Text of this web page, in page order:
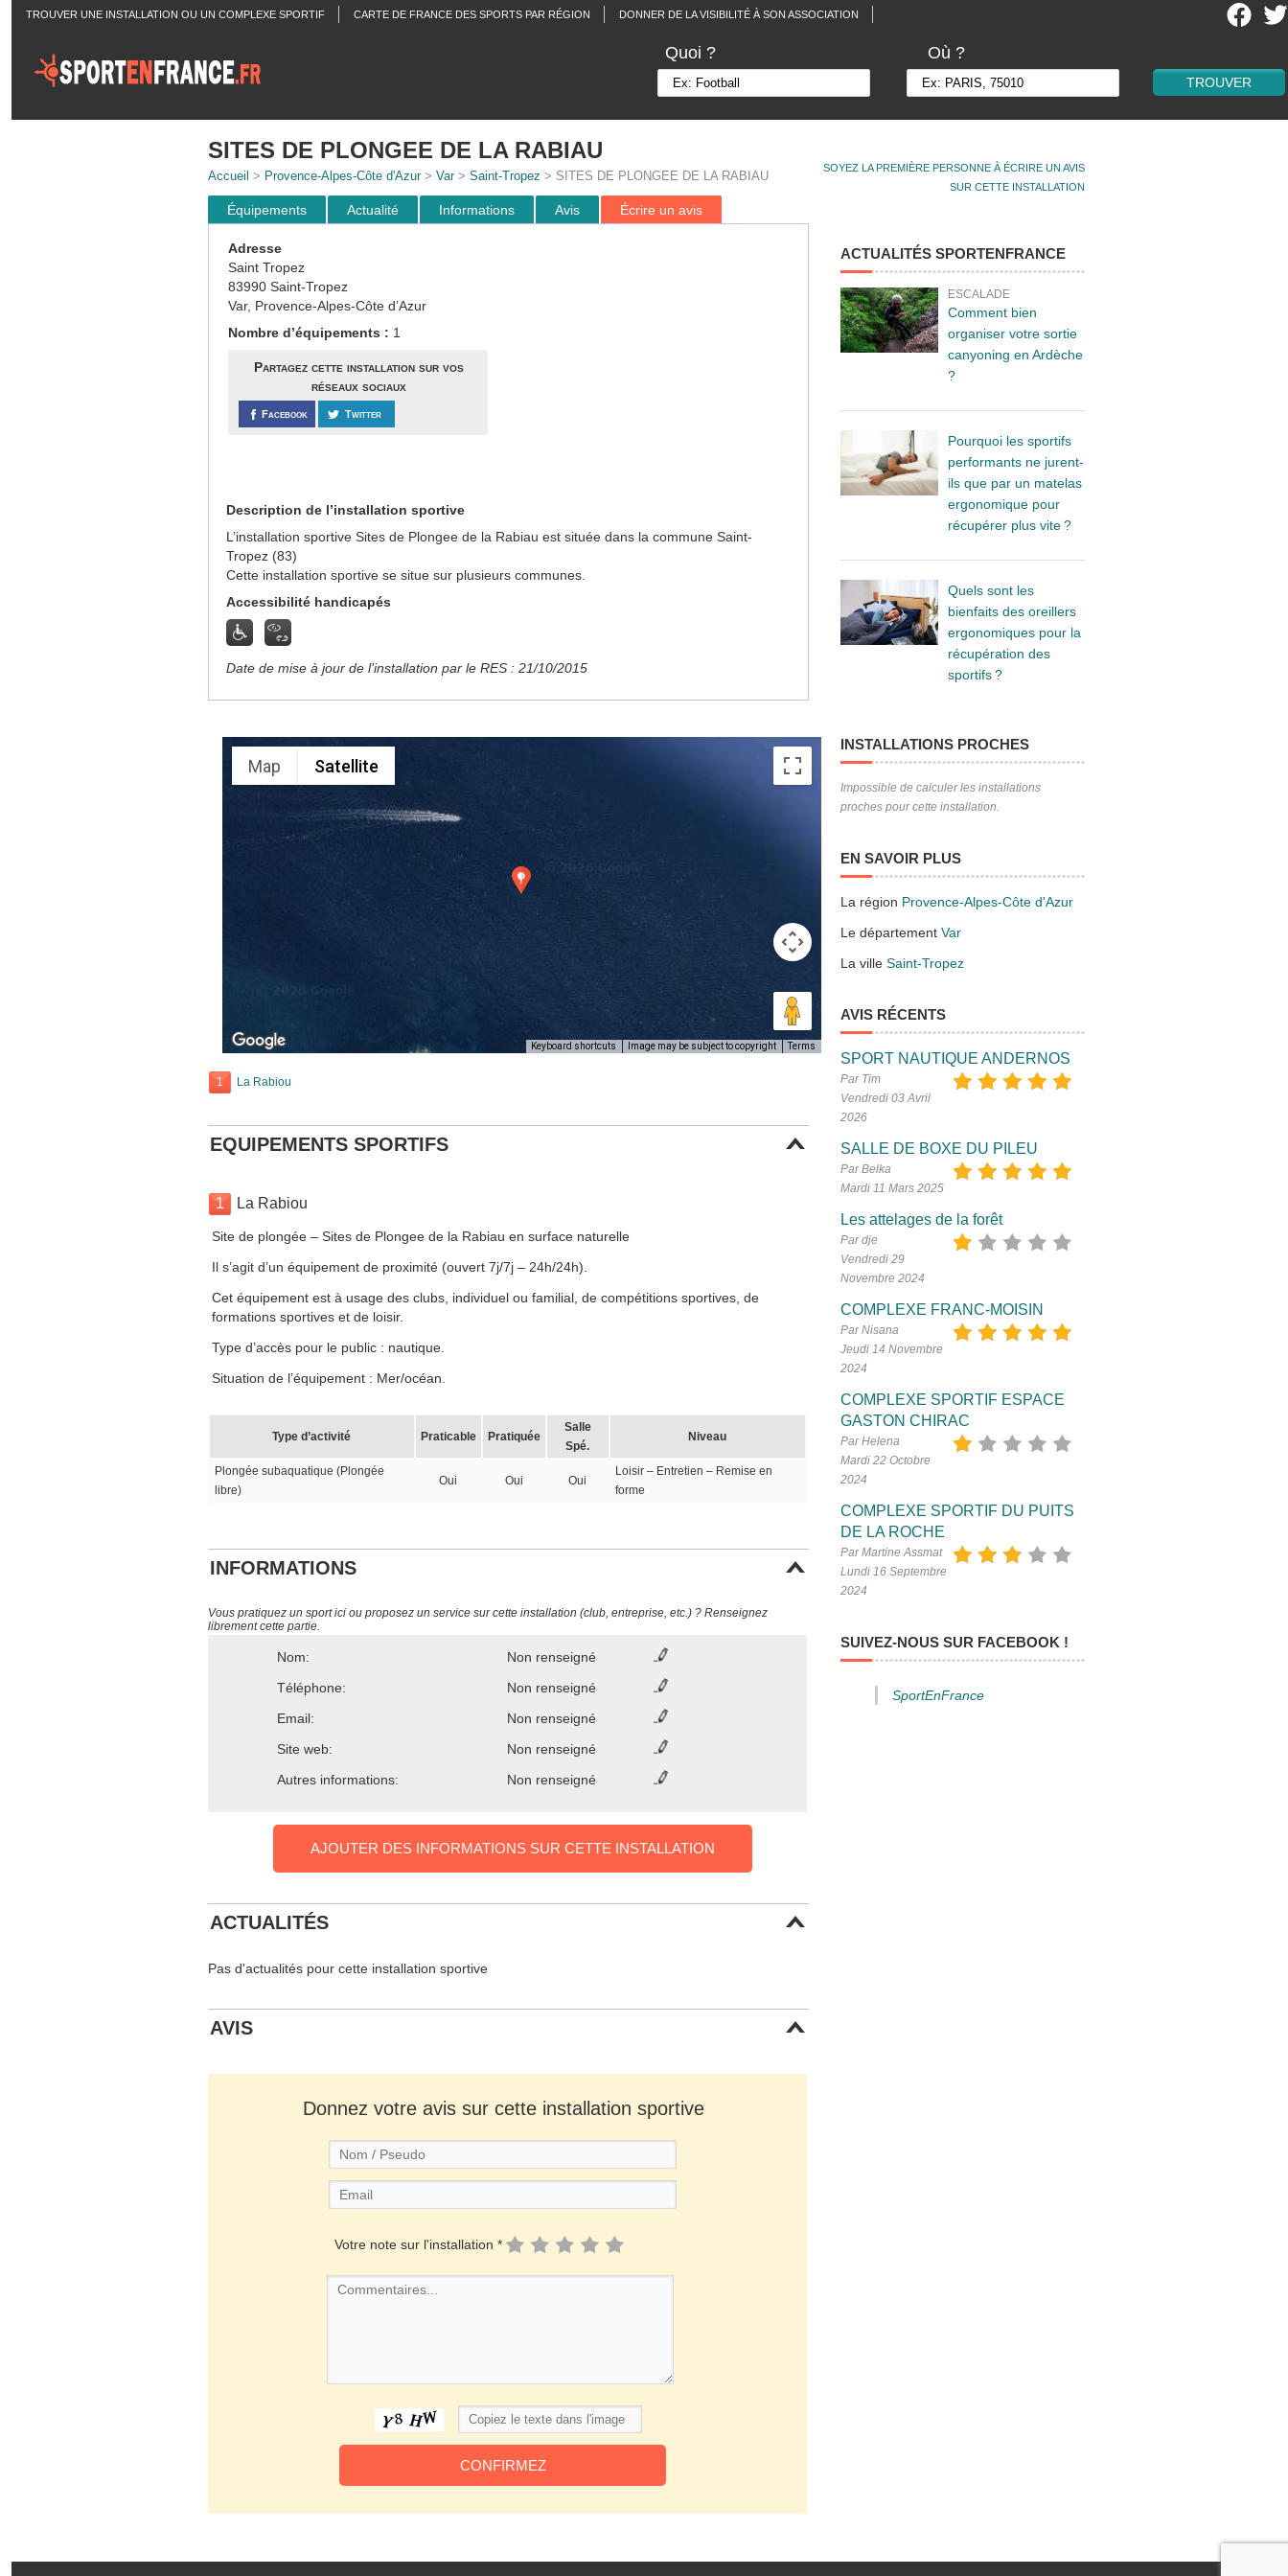
TROUVER UNE INSTALLATION OU UN COMPLEXE SPORTIF CARTE DE FRANCE DES SPORTS PAR RÉGION DONNER DE LA VISIBILITÉ À SON ASSOCIATION
Quoi ? Où ?
SOYEZ LA PREMIÈRE PERSONNE À ÉCRIRE UN AVIS
SUR CETTE INSTALLATION
SITES DE PLONGEE DE LA RABIAU
Accueil > Provence-Alpes-Côte d'Azur> Var> Saint-Tropez > SITES DE PLONGEE DE LA RABIAU
Équipements Actualité Informations Avis Écrire un avis
Adresse
Saint Tropez
83990 Saint-Tropez
Var, Provence-Alpes-Côte d’Azur
Nombre d’équipements : 1
Partagez cette installation sur vos
réseaux sociaux
Facebook Twitter
Description de l’installation sportive
L’installation sportive Sites de Plongee de la Rabiau est située dans la commune Saint-
Tropez (83)
Cette installation sportive se situe sur plusieurs communes.
Accessibilité handicapés
Date de mise à jour de l’installation par le RES : 21/10/2015
Map Satellite
Keyboard shortcuts Image may be subject to copyright Terms
1 La Rabiou
EQUIPEMENTS SPORTIFS
1 La Rabiou
Site de plongée – Sites de Plongee de la Rabiau en surface naturelle
Il s’agit d’un équipement de proximité (ouvert 7j/7j – 24h/24h).
Cet équipement est à usage des clubs, individuel ou familial, de compétitions sportives, de
formations sportives et de loisir.
Type d’accès pour le public : nautique.
Situation de l’équipement : Mer/océan.
Type d’activité Praticable Pratiquée
Salle
Spé.
Niveau
Plongée subaquatique (Plongée
libre)
Oui Oui Oui
Loisir – Entretien – Remise en
forme
INFORMATIONS
Vous pratiquez un sport ici ou proposez un service sur cette installation (club, entreprise, etc.) ? Renseignez
librement cette partie.
Nom:
Non renseigné
Téléphone:
Non renseigné
Email:
Non renseigné
Site web:
Non renseigné
Autres informations:
Non renseigné
AJOUTER DES INFORMATIONS SUR CETTE INSTALLATION
ACTUALITÉS
Pas d'actualités pour cette installation sportive
AVIS
Donnez votre avis sur cette installation sportive
Votre note sur l'installation *
ACTUALITÉS SPORTENFRANCE
ESCALADE
Comment bien
organiser votre sortie
canyoning en Ardèche
?
Pourquoi les sportifs
performants ne jurent-
ils que par un matelas
ergonomique pour
récupérer plus vite ?
Quels sont les
bienfaits des oreillers
ergonomiques pour la
récupération des
sportifs ?
INSTALLATIONS PROCHES
Impossible de calculer les installations
proches pour cette installation.
EN SAVOIR PLUS
La région Provence-Alpes-Côte d'Azur
Le département Var
La ville Saint-Tropez
AVIS RÉCENTS
SPORT NAUTIQUE ANDERNOS
Par Tim
Vendredi 03 Avril
2026
SALLE DE BOXE DU PILEU
Par Belka
Mardi 11 Mars 2025
Les attelages de la forêt
Par dje
Vendredi 29
Novembre 2024
COMPLEXE FRANC-MOISIN
Par Nisana
Jeudi 14 Novembre
2024
COMPLEXE SPORTIF ESPACE
GASTON CHIRAC
Par Helena
Mardi 22 Octobre
2024
COMPLEXE SPORTIF DU PUITS
DE LA ROCHE
Par Martine Assmat
Lundi 16 Septembre
2024
SUIVEZ-NOUS SUR FACEBOOK !
SportEnFrance